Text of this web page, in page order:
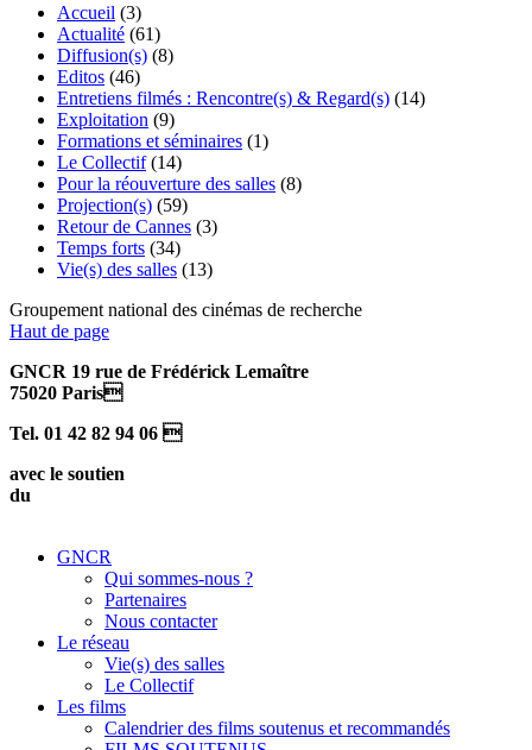
Accueil (3)
Actualité (61)
Diffusion(s) (8)
Editos (46)
Entretiens filmés : Rencontre(s) & Regard(s) (14)
Exploitation (9)
Formations et séminaires (1)
Le Collectif(14)
Pour la réouverture des salles (8)
Projection(s) (59)
Retour de Cannes (3)
Temps forts (34)
Vie(s) des salles (13)
Groupement national des cinémas de recherche
Haut de page
GNCR 19 rue de Frédérick Lemaître
75020 Paris
Tel. 01 42 82 94 06 
avec le soutien
du
GNCR
Qui sommes-nous ?
Partenaires
Nous contacter
Le réseau
Vie(s) des salles
Le Collectif
Les films
Calendrier des films soutenus et recommandés